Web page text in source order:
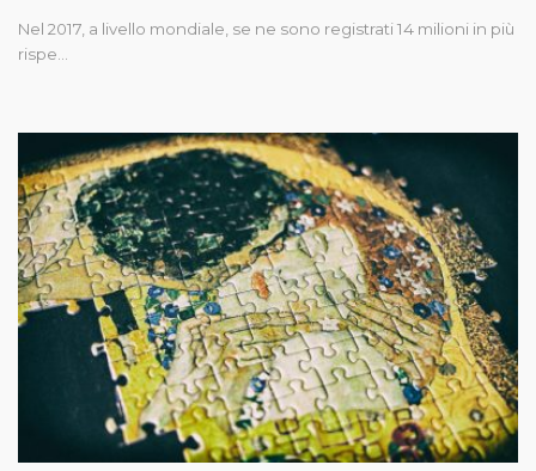
Nel 2017, a livello mondiale, se ne sono registrati 14 milioni in più
rispe…